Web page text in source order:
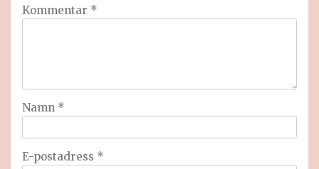
Kommentar *
Namn *
E-postadress *